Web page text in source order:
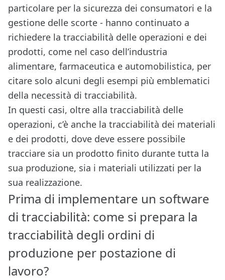
particolare per la sicurezza dei consumatori e la
gestione delle scorte - hanno continuato a
richiedere la tracciabilità delle operazioni e dei
prodotti, come nel caso dell’industria
alimentare, farmaceutica e automobilistica, per
citare solo alcuni degli esempi più emblematici
della necessità di tracciabilità.
In questi casi, oltre alla tracciabilità delle
operazioni, c’è anche la tracciabilità dei materiali
e dei prodotti, dove deve essere possibile
tracciare sia un prodotto finito durante tutta la
sua produzione, sia i materiali utilizzati per la
sua realizzazione.
Prima di implementare un software
di tracciabilità: come si prepara la
tracciabilità degli ordini di
produzione per postazione di
lavoro?